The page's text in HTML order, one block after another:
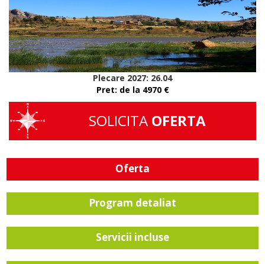
Plecare 2027: 26.04
Pret: de la 4970 €
SOLICITA OFERTA
Oferta
Program detaliat
Servicii incluse